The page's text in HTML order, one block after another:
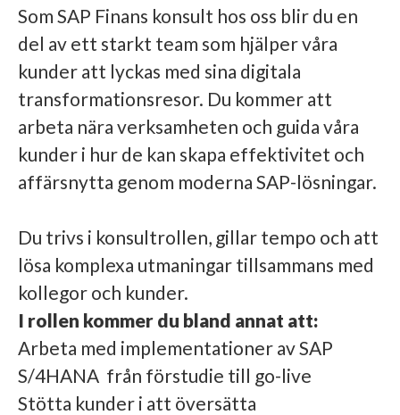
Som SAP Finans konsult hos oss blir du en
del av ett starkt team som hjälper våra
kunder att lyckas med sina digitala
transformationsresor. Du kommer att
arbeta nära verksamheten och guida våra
kunder i hur de kan skapa effektivitet och
affärsnytta genom moderna SAP-lösningar.
Du trivs i konsultrollen, gillar tempo och att
lösa komplexa utmaningar tillsammans med
kollegor och kunder.
I rollen kommer du bland annat att:
Arbeta med implementationer av SAP
S/4HANA från förstudie till go-live
Stötta kunder i att översätta